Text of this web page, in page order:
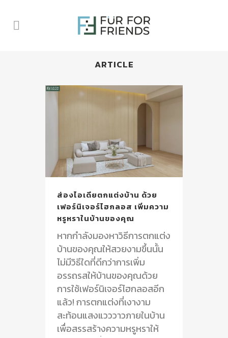
ARTICLE
ส่องไอเดียตกแต่งบ้าน ด้วย
เฟอร์นิเจอร์ไฮกลอส เพิ่มความ
หรูหราในบ้านของคุณ
หากกำลังมองหาวิธีการตกแต่ง
บ้านของคุณให้สวยงามขึ้นนั้น
ไม่มีวิธีใดที่ดีกว่าการเพิ่ม
อรรถรสให้บ้านของคุณด้วย
การใช้เฟอร์นิเจอร์ไฮกลอสอีก
แล้ว! การตกแต่งที่เงางาม
สะท้อนแสงแวววาวภายในบ้าน
เพื่อสรรสร้างความหรูหราให้